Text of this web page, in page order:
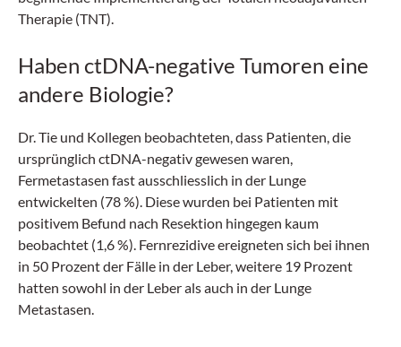
Therapie (TNT).
Haben ctDNA-negative Tumoren eine
andere Biologie?
Dr. Tie und Kollegen beobachteten, dass Patienten, die
ursprünglich ctDNA-negativ gewesen waren,
Fermetastasen fast ausschliesslich in der Lunge
entwickelten (78 %). Diese wurden bei Patienten mit
positivem Befund nach Resektion hingegen kaum
beobachtet (1,6 %). Fernrezidive ereigneten sich bei ihnen
in 50 Prozent der Fälle in der Leber, weitere 19 Prozent
hatten sowohl in der Leber als auch in der Lunge
Metastasen.